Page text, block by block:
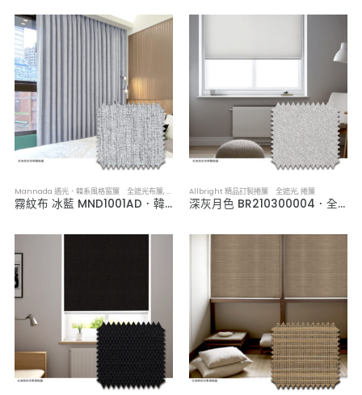
Mannada 遇光．韓系風格窗簾 全遮光布簾,布簾／紗簾／窗簾布
霧紋布 冰藍 MND1001AD．韓系軟裝全遮光布簾
Allbright 精品訂製捲簾 全遮光,捲簾
深灰月色 BR210300004．全遮光捲簾